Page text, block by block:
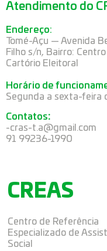
Atendimento do
Endereço:
Tomé-Açu — Avenida
Filho s/n, Bairro:
Cartório Eleitoral
Horário de
Segunda a sexta-feira
Contatos:
-cras-t.a@gmail.com
91 99236-1990
CREAS
Centro de Referência
Especializado de
Social